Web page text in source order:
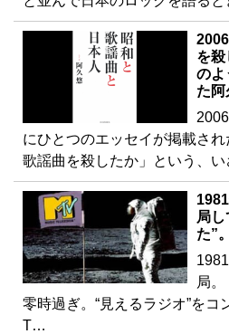
を
のよ
た阿
にひとつのエッセイが掲載さ
歌謡曲を殺したか」という、
局
た”。
局
零時過ぎ。“見えるラジオ”を
T…